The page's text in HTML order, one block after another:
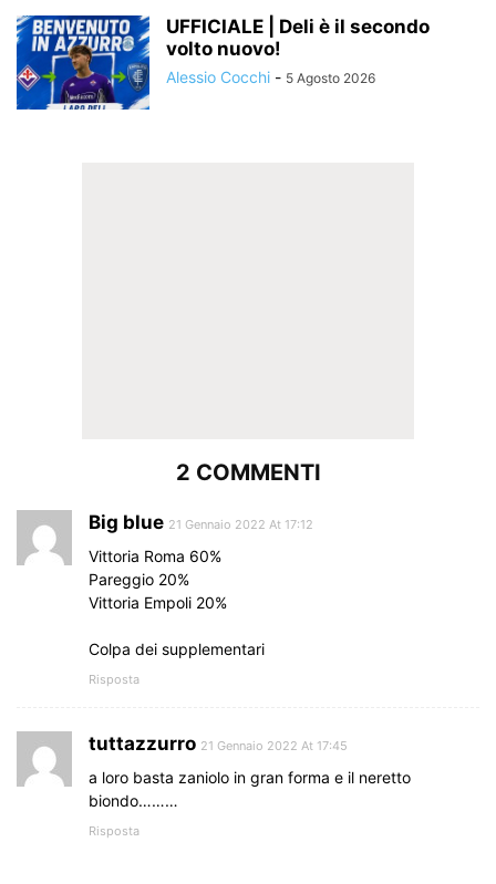
UFFICIALE | Deli è il secondo
volto nuovo!
Alessio Cocchi - 5 Agosto 2026
2 COMMENTI
Big blue 21 Gennaio 2022 At 17:12
Vittoria Roma 60%
Pareggio 20%
Vittoria Empoli 20%
Colpa dei supplementari
Risposta
tuttazzurro 21 Gennaio 2022 At 17:45
a loro basta zaniolo in gran forma e il neretto
biondo………
Risposta